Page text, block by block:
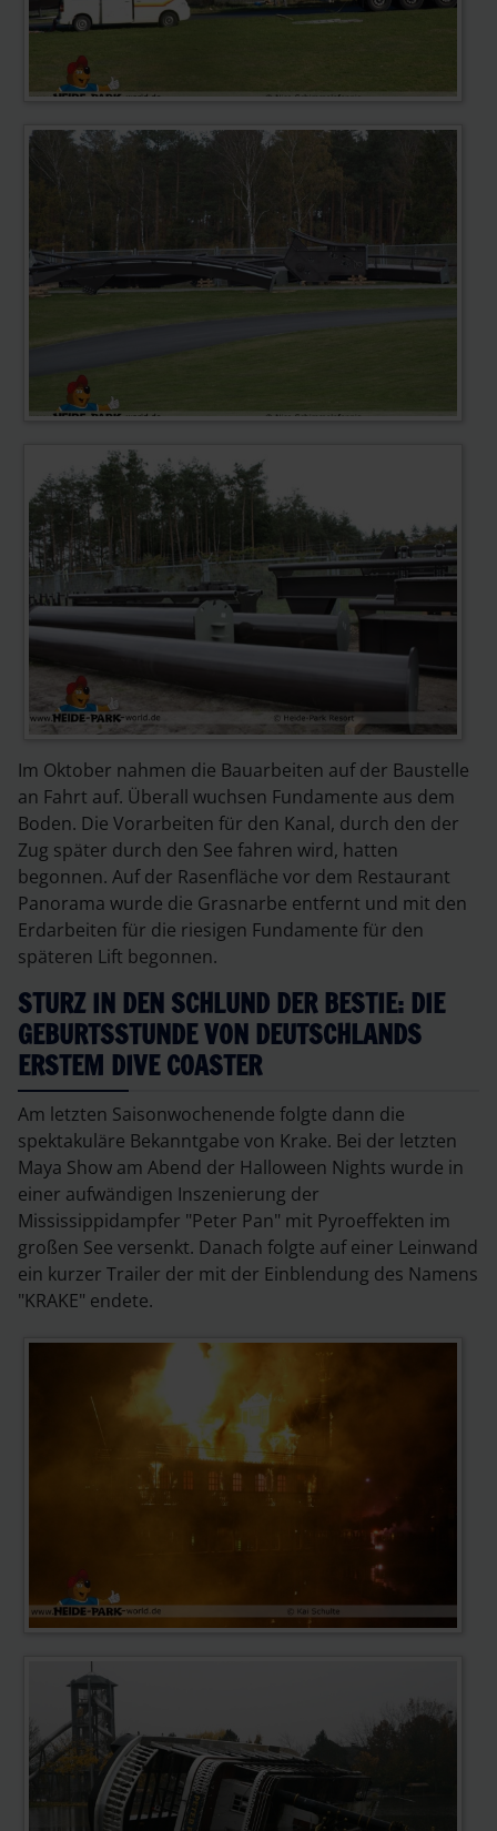
Im Oktober nahmen die Bauarbeiten auf der Baustelle
an Fahrt auf. Überall wuchsen Fundamente aus dem
Boden. Die Vorarbeiten für den Kanal, durch den der
Zug später durch den See fahren wird, hatten
begonnen. Auf der Rasenfläche vor dem Restaurant
Panorama wurde die Grasnarbe entfernt und mit den
Erdarbeiten für die riesigen Fundamente für den
späteren Lift begonnen.
STURZ IN DEN SCHLUND DER BESTIE: DIE
GEBURTSSTUNDE VON DEUTSCHLANDS
ERSTEM DIVE COASTER
Am letzten Saisonwochenende folgte dann die
spektakuläre Bekanntgabe von Krake. Bei der letzten
Maya Show am Abend der Halloween Nights wurde in
einer aufwändigen Inszenierung der
Mississippidampfer "Peter Pan" mit Pyroeffekten im
großen See versenkt. Danach folgte auf einer Leinwand
ein kurzer Trailer der mit der Einblendung des Namens
"KRAKE" endete.